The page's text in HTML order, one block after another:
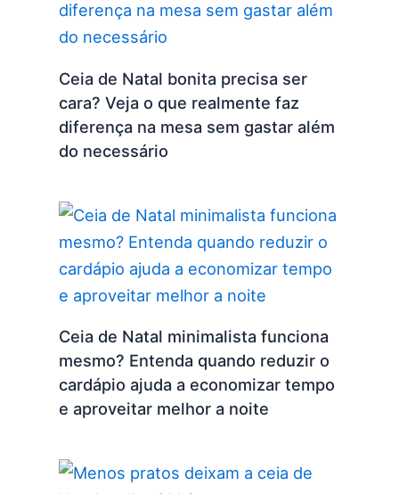
Ceia de Natal bonita precisa ser
cara? Veja o que realmente faz
diferença na mesa sem gastar além
do necessário
Ceia de Natal minimalista funciona
mesmo? Entenda quando reduzir o
cardápio ajuda a economizar tempo
e aproveitar melhor a noite